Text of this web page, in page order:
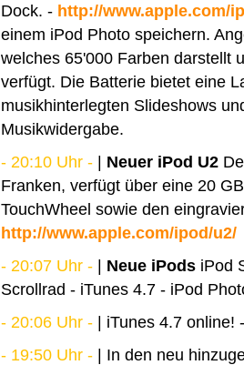
Dock. - http://www.apple.com/
einem iPod Photo speichern.
welches 65'000 Farben darstellt
verfügt. Die Batterie bietet eine
musikhinterlegten Slideshows
Musikwidergabe.
- 20:10 Uhr - | Neuer iPod U2
Franken, verfügt über eine 20
TouchWheel sowie den
http://www.apple.com/ipod/u2/
- 20:07 Uhr - | Neue iPods iPod
Scrollrad - iTunes 4.7 - iPod
- 20:06 Uhr - | iTunes 4.7 online!
- 19:50 Uhr - | In den neu